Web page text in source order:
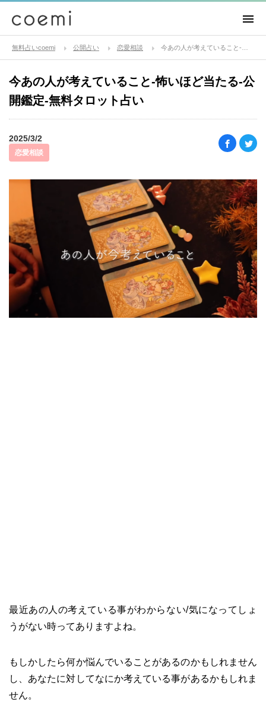
無料占いcoemi 公開占い 恋愛相談
今あの人が考えていること-怖いほど当たる-公
開鑑定-無料タロット占い
2025/3/2
恋愛相談
最近あの人の考えている事がわからない/気になってしょ
うがない時ってありますよね。
もしかしたら何か悩んでいることがあるのかもしれません
し、あなたに対してなにか考えている事があるかもしれま
せん。